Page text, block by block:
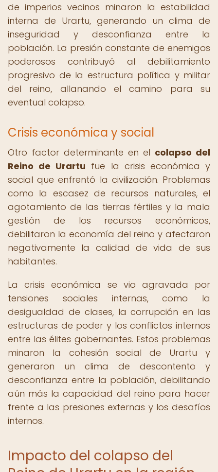
de imperios vecinos minaron la estabilidad
interna de Urartu, generando un clima de
inseguridad y desconfianza entre la
población. La presión constante de enemigos
poderosos contribuyó al debilitamiento
progresivo de la estructura política y militar
del reino, allanando el camino para su
eventual colapso.
Crisis económica y social
Otro factor determinante en el colapso del
Reino de Urartu fue la crisis económica y
social que enfrentó la civilización. Problemas
como la escasez de recursos naturales, el
agotamiento de las tierras fértiles y la mala
gestión de los recursos económicos,
debilitaron la economía del reino y afectaron
negativamente la calidad de vida de sus
habitantes.
La crisis económica se vio agravada por
tensiones sociales internas, como la
desigualdad de clases, la corrupción en las
estructuras de poder y los conflictos internos
entre las élites gobernantes. Estos problemas
minaron la cohesión social de Urartu y
generaron un clima de descontento y
desconfianza entre la población, debilitando
aún más la capacidad del reino para hacer
frente a las presiones externas y los desafíos
internos.
Impacto del colapso del